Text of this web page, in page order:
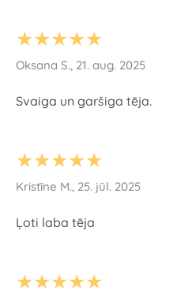
★★★★★
Oksana S., 21. aug. 2025
Svaiga un garšiga tēja.
★★★★★
Kristīne M., 25. jūl. 2025
Ļoti laba tēja
★★★★★